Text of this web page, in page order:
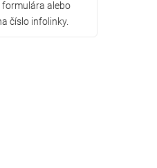
alebo
číslo infolinky.